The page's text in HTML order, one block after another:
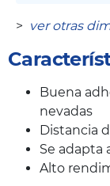
> ver otras
Buena
nevadas
Distancia
Se adapta
Alto